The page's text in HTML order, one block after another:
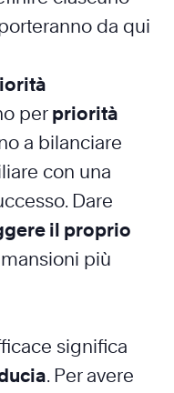
da qui
per priorità
a bilanciare
con una
Dare
il proprio
più
significa
. Per avere